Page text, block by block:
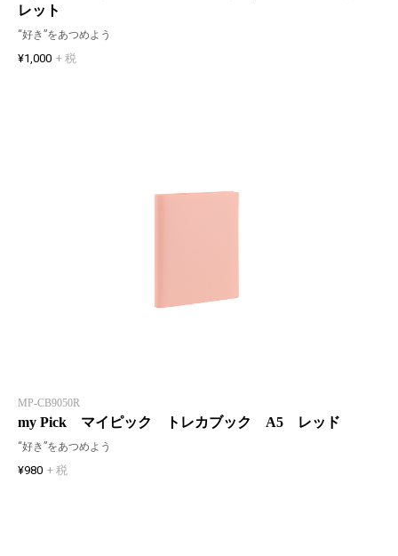
レット
“好き”をあつめよう
¥1,000 + 税
MP-CB9050R
my Pick マイピック トレカブック A5 レッド
“好き”をあつめよう
¥980 + 税